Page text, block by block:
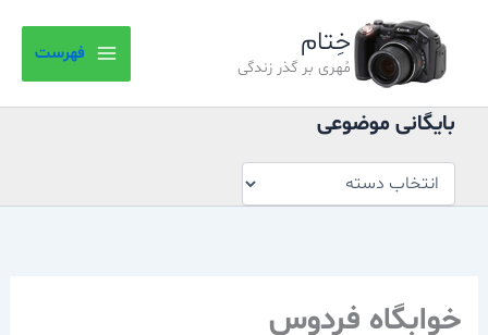
خِتام
مُهری بر گذر زندگی
فهرست
بایگانی موضوعی
موضوعی
خوابگاه فردوس